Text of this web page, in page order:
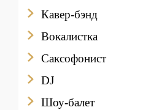
Кавер-бэнд
Вокалистка
Саксофонист
DJ
Шоу-балет